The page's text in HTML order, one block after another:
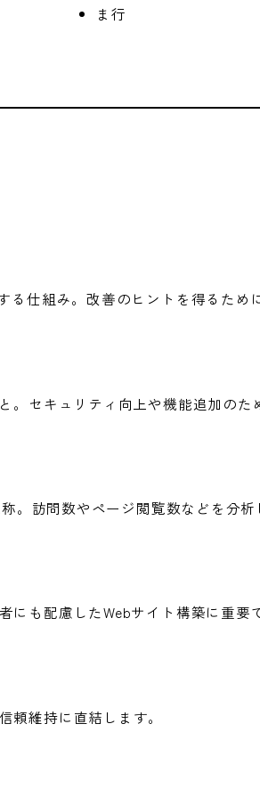
ま行
る仕組み。改善のヒントを得るため
。セキュリティ向上や機能追加のた
。訪問数やページ閲覧数などを分
にも配慮したWebサイト構築に重要
頼維持に直結します。